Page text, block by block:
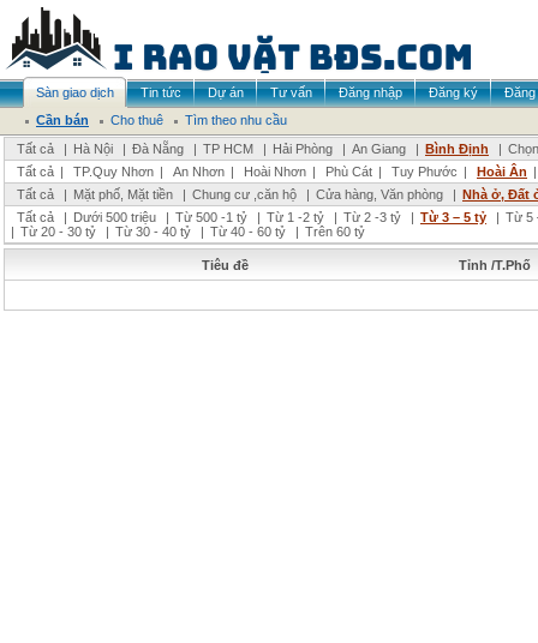
Sàn giao dịch Tin tức Dự án Tư vấn Đăng nhập Đăng ký
Đăng
Cần bán
Cho thuê
Tìm theo nhu cầu
Tất cả
| Hà Nội | Đà Nẵng | TP HCM | Hải Phòng | An Giang | Bình Định |
Tất cả | TP.Quy Nhơn | An Nhơn | Hoài Nhơn | Phù Cát | Tuy Phước | Hoài Ân
Tất cả
| Mặt phố, Mặt tiền | Chung cư ,căn hộ | Cửa hàng, Văn phòng | Nhà ở, Đất
Tất cả
| Dưới 500 triệu | Từ 500 -1 tỷ | Từ 1 -2 tỷ | Từ 2 -3 tỷ | Từ 3 – 5 tỷ | Từ 5
| Từ 20 - 30 tỷ | Từ 30 - 40 tỷ | Từ 40 - 60 tỷ | Trên 60 tỷ
Tiêu đề Tỉnh /T.Phố